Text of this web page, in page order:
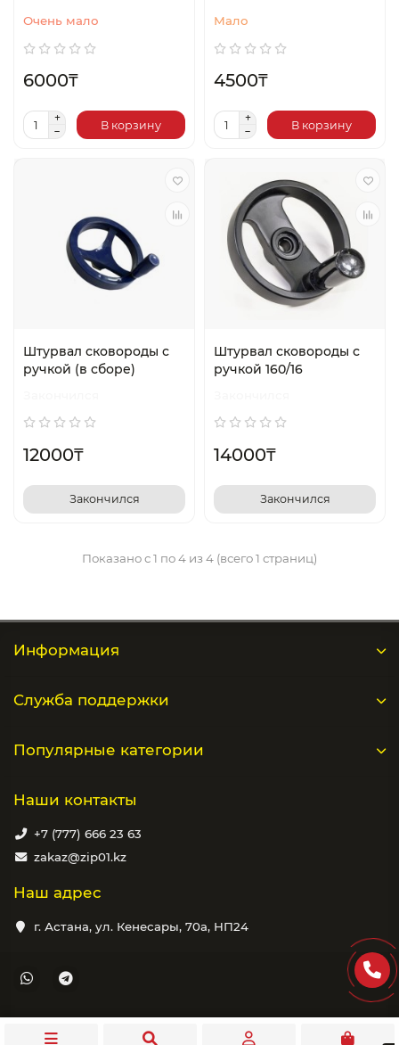
Очень мало
6000₸
В корзину
Мало
4500₸
В корзину
Штурвал сковороды с
ручкой (в сборе)
12000₸
Закончился
Штурвал сковороды с
ручкой 160/16
14000₸
Закончился
Показано с 1 по 4 из 4 (всего 1 страниц)
Информация
Служба поддержки
Популярные категории
Наши контакты
+7 (777) 666 23 63
zakaz@zip01.kz
Наш адрес
г. Астана, ул. Кенесары, 70а, НП24